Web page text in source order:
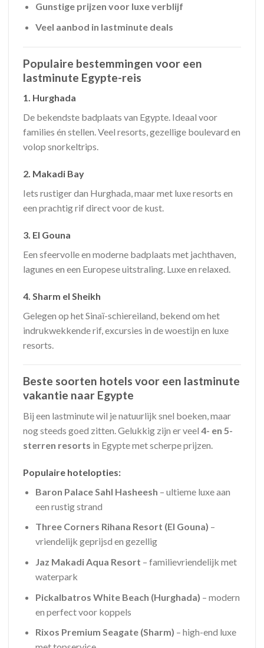
Gunstige prijzen voor luxe verblijf
Veel aanbod in lastminute deals
Populaire bestemmingen voor een
lastminute Egypte-reis
1. Hurghada
De bekendste badplaats van Egypte. Ideaal voor
families én stellen. Veel resorts, gezellige boulevard en
volop snorkeltrips.
2. Makadi Bay
Iets rustiger dan Hurghada, maar met luxe resorts en
een prachtig rif direct voor de kust.
3. El Gouna
Een sfeervolle en moderne badplaats met jachthaven,
lagunes en een Europese uitstraling. Luxe en relaxed.
4. Sharm el Sheikh
Gelegen op het Sinaï-schiereiland, bekend om het
indrukwekkende rif, excursies in de woestijn en luxe
resorts.
Beste soorten hotels voor een lastminute
vakantie naar Egypte
Bij een lastminute wil je natuurlijk snel boeken, maar
nog steeds goed zitten. Gelukkig zijn er veel 4- en 5-
sterren resorts in Egypte met scherpe prijzen.
Populaire hotelopties:
Baron Palace Sahl Hasheesh – ultieme luxe aan
een rustig strand
Three Corners Rihana Resort (El Gouna) –
vriendelijk geprijsd en gezellig
Jaz Makadi Aqua Resort – familievriendelijk met
waterpark
Pickalbatros White Beach (Hurghada) – modern
en perfect voor koppels
Rixos Premium Seagate (Sharm) – high-end luxe